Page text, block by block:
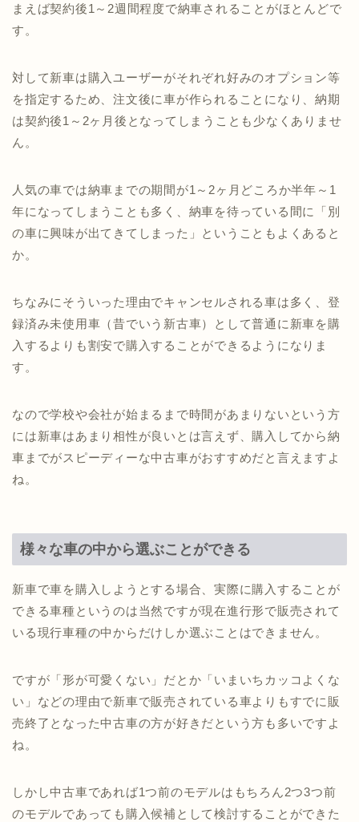
まえば契約後1～2週間程度で納車されることがほとんどで
す。
対して新車は購入ユーザーがそれぞれ好みのオプション等
を指定するため、注文後に車が作られることになり、納期
は契約後1～2ヶ月後となってしまうことも少なくありませ
ん。
人気の車では納車までの期間が1～2ヶ月どころか半年～1
年になってしまうことも多く、納車を待っている間に「別
の車に興味が出てきてしまった」ということもよくあると
か。
ちなみにそういった理由でキャンセルされる車は多く、登
録済み未使用車（昔でいう新古車）として普通に新車を購
入するよりも割安で購入することができるようになりま
す。
なので学校や会社が始まるまで時間があまりないという方
には新車はあまり相性が良いとは言えず、購入してから納
車までがスピーディーな中古車がおすすめだと言えますよ
ね。
様々な車の中から選ぶことができる
新車で車を購入しようとする場合、実際に購入することが
できる車種というのは当然ですが現在進行形で販売されて
いる現行車種の中からだけしか選ぶことはできません。
ですが「形が可愛くない」だとか「いまいちカッコよくな
い」などの理由で新車で販売されている車よりもすでに販
売終了となった中古車の方が好きだという方も多いですよ
ね。
しかし中古車であれば1つ前のモデルはもちろん2つ3つ前
のモデルであっても購入候補として検討することができた